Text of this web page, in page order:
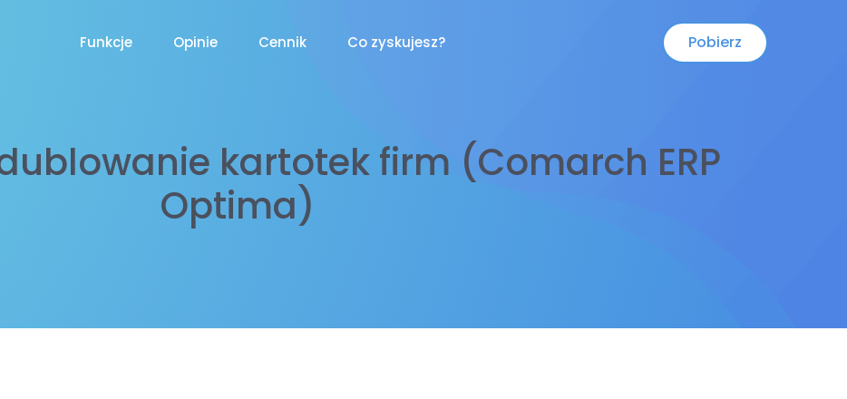
Funkcje Opinie Cennik Co zyskujesz? Pobierz
kartotek firm (Comarch ERP
Optima)